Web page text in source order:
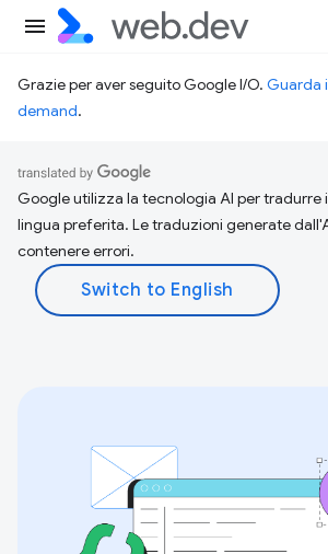
Grazie per aver seguito Google I/O. Guarda
demand.
Google utilizza la tecnologia AI per tradurre
lingua preferita. Le traduzioni generate
contenere errori.